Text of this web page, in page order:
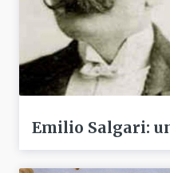
Emilio Salgari: